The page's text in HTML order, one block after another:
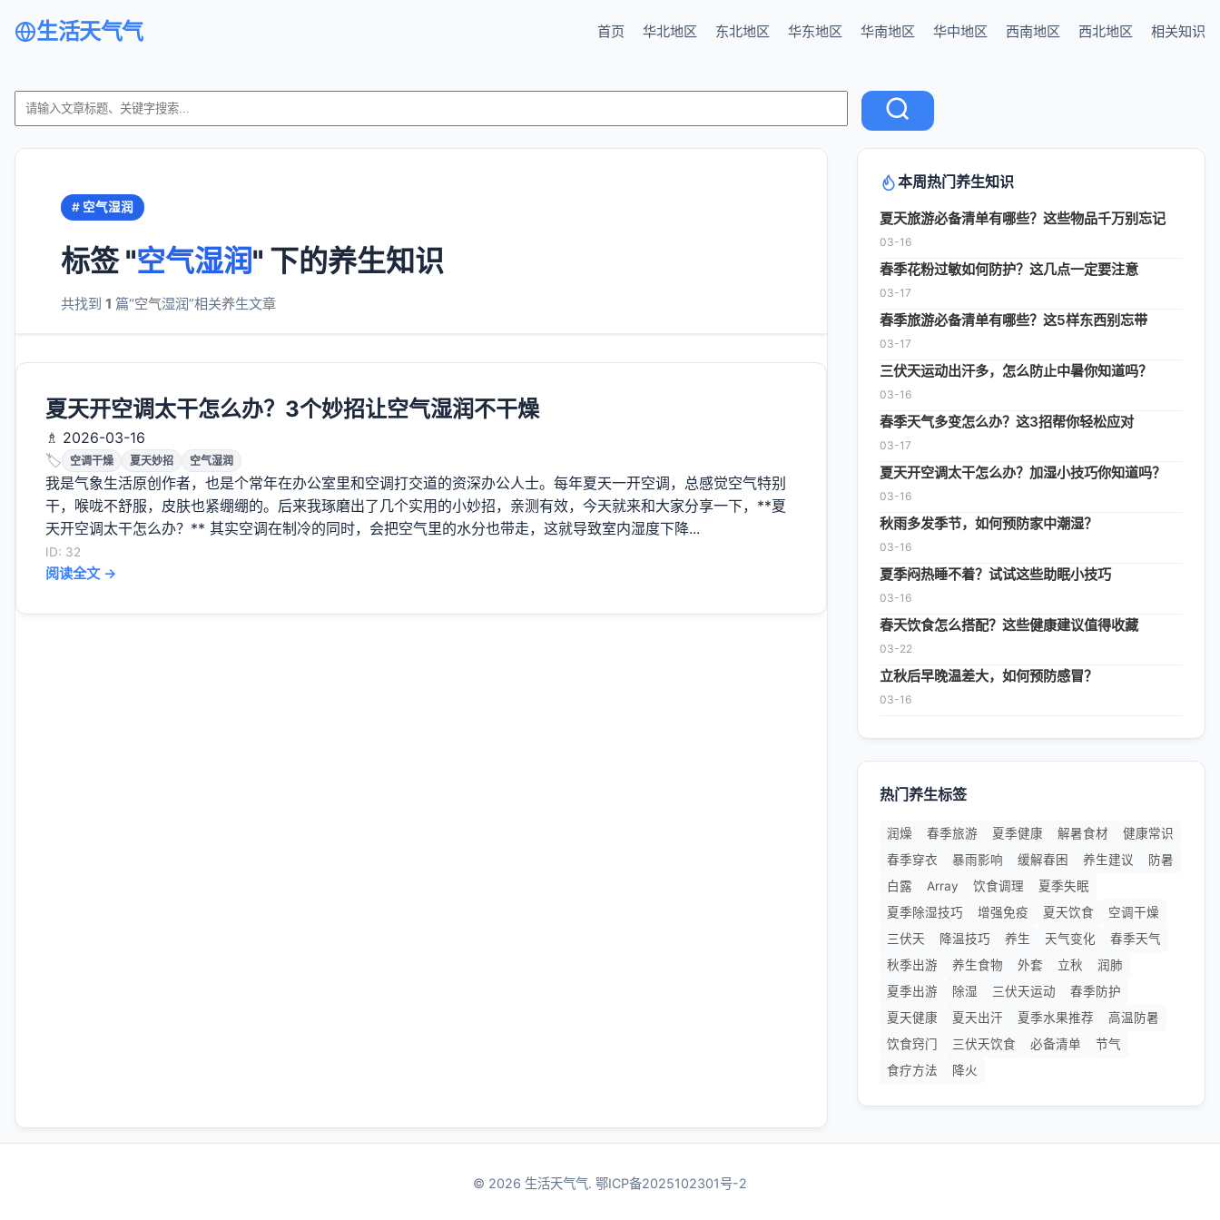
生活天气气 首页 华北地区 东北地区 华东地区 华南地区 华中地区 西南地区 西北地区 相关知识
# 空气湿润
标签 "空气湿润" 下的养生知识
共找到 1 篇“空气湿润”相关养生文章
夏天开空调太干怎么办？3个妙招让空气湿润不干燥
♗ 2026-03-16
🏷️
空调干燥 夏天妙招 空气湿润
我是气象生活原创作者，也是个常年在办公室里和空调打交道的资深办公人士。每年夏天一开空调，总感觉空气特别
干，喉咙不舒服，皮肤也紧绷绷的。后来我琢磨出了几个实用的小妙招，亲测有效，今天就来和大家分享一下，**夏
天开空调太干怎么办？** 其实空调在制冷的同时，会把空气里的水分也带走，这就导致室内湿度下降...
ID: 32
阅读全文 →
本周热门养生知识
夏天旅游必备清单有哪些？这些物品千万别忘记
03-16
春季花粉过敏如何防护？这几点一定要注意
03-17
春季旅游必备清单有哪些？这5样东西别忘带
03-17
三伏天运动出汗多，怎么防止中暑你知道吗？
03-16
春季天气多变怎么办？这3招帮你轻松应对
03-17
夏天开空调太干怎么办？加湿小技巧你知道吗？
03-16
秋雨多发季节，如何预防家中潮湿？
03-16
夏季闷热睡不着？试试这些助眠小技巧
03-16
春天饮食怎么搭配？这些健康建议值得收藏
03-22
立秋后早晚温差大，如何预防感冒？
03-16
热门养生标签
润燥 春季旅游 夏季健康 解暑食材
健康常识
春季穿衣
暴雨影响 缓解春困 养生建议
防暑
白露
Array 饮食调理
夏季失眠
夏季除湿技巧
增强免疫 夏天饮食
空调干燥
三伏天
降温技巧 养生 天气变化
春季天气
秋季出游
养生食物 外套 立秋
润肺
夏季出游
除湿 三伏天运动
春季防护
夏天健康
夏天出汗 夏季水果推荐
高温防暑
饮食窍门
三伏天饮食 必备清单
节气
食疗方法
降火
© 2026 生活天气气. 鄂ICP备2025102301号-2